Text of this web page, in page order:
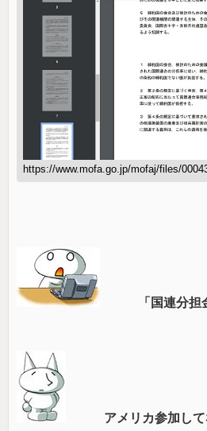
https://www.mofa.go.jp/mofaj/files/
「国連分担金
アメリカ参加して